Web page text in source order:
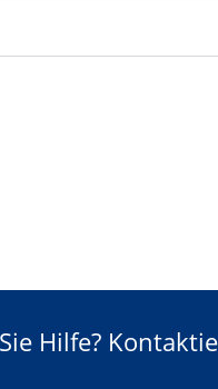
Hilfe?